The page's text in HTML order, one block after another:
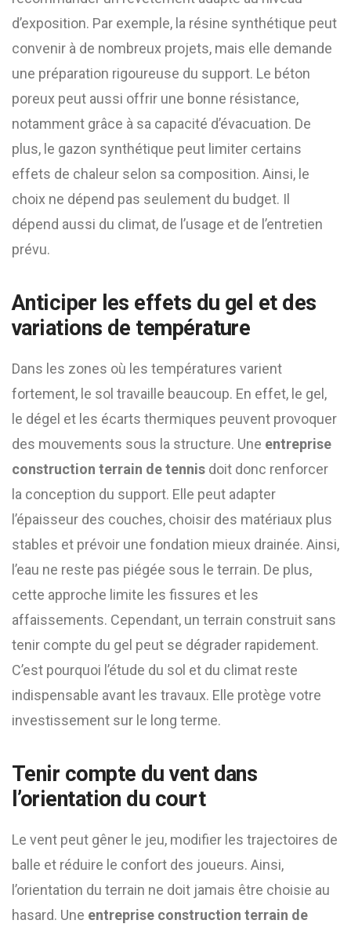
d’exposition. Par exemple, la résine synthétique peut
convenir à de nombreux projets, mais elle demande
une préparation rigoureuse du support. Le béton
poreux peut aussi offrir une bonne résistance,
notamment grâce à sa capacité d’évacuation. De
plus, le gazon synthétique peut limiter certains
effets de chaleur selon sa composition. Ainsi, le
choix ne dépend pas seulement du budget. Il
dépend aussi du climat, de l’usage et de l’entretien
prévu.
Anticiper les effets du gel et des
variations de température
Dans les zones où les températures varient
fortement, le sol travaille beaucoup. En effet, le gel,
le dégel et les écarts thermiques peuvent provoquer
des mouvements sous la structure. Une entreprise
construction terrain de tennis doit donc renforcer
la conception du support. Elle peut adapter
l’épaisseur des couches, choisir des matériaux plus
stables et prévoir une fondation mieux drainée. Ainsi,
l’eau ne reste pas piégée sous le terrain. De plus,
cette approche limite les fissures et les
affaissements. Cependant, un terrain construit sans
tenir compte du gel peut se dégrader rapidement.
C’est pourquoi l’étude du sol et du climat reste
indispensable avant les travaux. Elle protège votre
investissement sur le long terme.
Tenir compte du vent dans
l’orientation du court
Le vent peut gêner le jeu, modifier les trajectoires de
balle et réduire le confort des joueurs. Ainsi,
l’orientation du terrain ne doit jamais être choisie au
hasard. Une entreprise construction terrain de